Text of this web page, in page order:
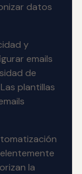
datos
y
emails
de
plantillas
la